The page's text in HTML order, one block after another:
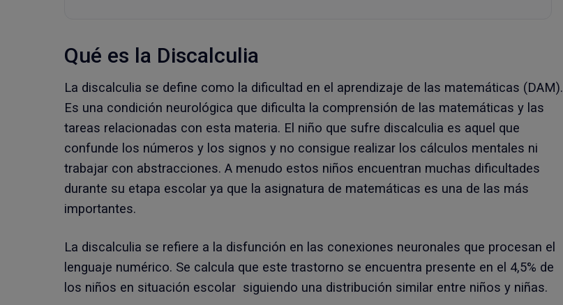
Qué es la Discalculia
La discalculia se define como la dificultad en el aprendizaje de las matemáticas (DAM).
Es una condición neurológica que dificulta la comprensión de las matemáticas y las
tareas relacionadas con esta materia. El niño que sufre discalculia es aquel que
confunde los números y los signos y no consigue realizar los cálculos mentales ni
trabajar con abstracciones. A menudo estos niños encuentran muchas dificultades
durante su etapa escolar ya que la asignatura de matemáticas es una de las más
importantes.
La discalculia se refiere a la disfunción en las conexiones neuronales que procesan el
lenguaje numérico. Se calcula que este trastorno se encuentra presente en el 4,5% de
los niños en situación escolar siguiendo una distribución similar entre niños y niñas.